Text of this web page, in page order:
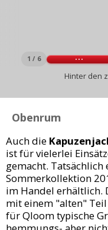
1 / 6
Hinter den
Obenrum
Auch die
ist für vielerlei
gemacht.
Sommerkollektion
im Handel erhältlich.
mit einem "alten"
für Qloom typische